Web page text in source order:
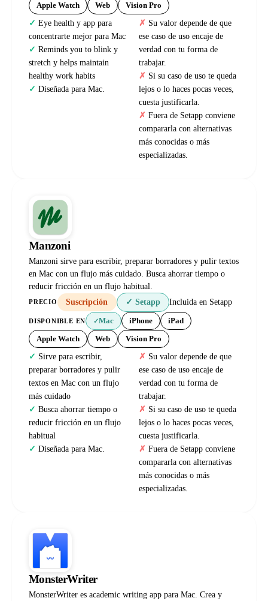
Apple Watch Web Vision Pro
Eye health y app para
concentrarte mejor para Mac
Reminds you to blink y
stretch y helps maintain
healthy work habits
Diseñada para Mac.
Su valor depende de que
ese caso de uso encaje de
verdad con tu forma de
trabajar.
Si su caso de uso te queda
lejos o lo haces pocas veces,
cuesta justificarla.
Fuera de Setapp conviene
compararla con alternativas
más conocidas o más
especializadas.
Manzoni
Manzoni sirve para escribir, preparar borradores y pulir textos
en Mac con un flujo más cuidado. Busca ahorrar tiempo o
reducir fricción en un flujo habitual.
PRECIO Suscripción ✓ Setapp Incluida en Setapp
DISPONIBLE EN ✓Mac iPhone iPad
Apple Watch Web Vision Pro
Sirve para escribir,
preparar borradores y pulir
textos en Mac con un flujo
más cuidado
Busca ahorrar tiempo o
reducir fricción en un flujo
habitual
Diseñada para Mac.
Su valor depende de que
ese caso de uso encaje de
verdad con tu forma de
trabajar.
Si su caso de uso te queda
lejos o lo haces pocas veces,
cuesta justificarla.
Fuera de Setapp conviene
compararla con alternativas
más conocidas o más
especializadas.
MonsterWriter
MonsterWriter es academic writing app para Mac. Crea y